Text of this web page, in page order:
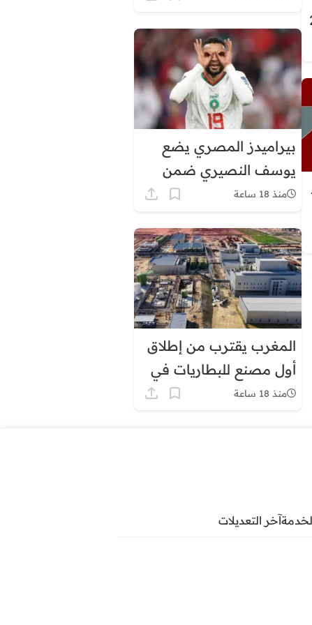
بيراميدز المصري يضع
يوسف النصيري ضمن
أولوياته الهجومية
منذ 18 ساعة
المغرب يقترب من إطلاق
أول مصنع للبطاريات في
إفريقيا
منذ 18 ساعة
آخر التعديلات